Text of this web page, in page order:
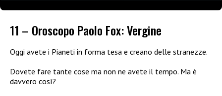
11 – Oroscopo Paolo Fox: Vergine
Oggi avete i Pianeti in forma tesa e creano delle stranezze.
Dovete fare tante cose ma non ne avete il tempo. Ma è
davvero così?